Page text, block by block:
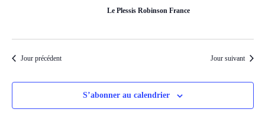
Le Plessis Robinson France
Jour précédent Jour suivant
S’abonner au calendrier